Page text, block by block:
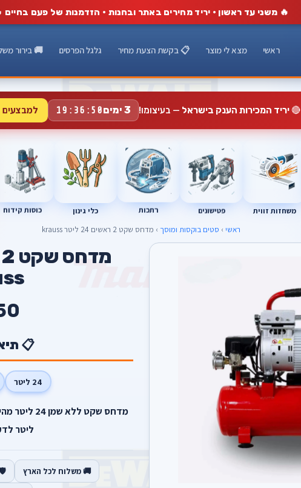
🔥 משני עד ראשון · יריד מחירים באתר ובחנות · הזדמנות של פעם בחיים
ראשי מצא לי מוצר 📋 בקשת הצעת מחיר גלגל הפרסים 🚚 בירור
🔴יריד המכירות הענק בישראל — בעיצומו! 3 ימים 19:36:48
משחזות זווית פטישונים רתכות כלי גינון כוסות קידוח
ראשי › סטים בוקסות ומוסך › מדחס שקט 2 ראשים 24 ליטר krauss
📋
24 ליטר
ליטר
🚚 משלוח לכל הארץ 🛡️